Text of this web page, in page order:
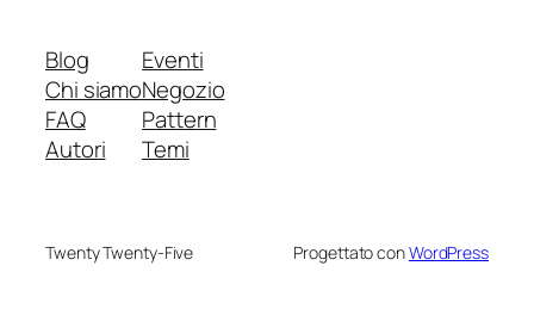
Blog
Chi siamo
FAQ
Autori
Eventi
Negozio
Pattern
Temi
Twenty Twenty-Five Progettato conWordPress